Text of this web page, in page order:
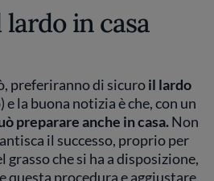
in casa
preferiranno di sicuroil lardo
e la buona notizia è che, con un
preparare anche in casa.Non
il successo, proprio per
che si ha a disposizione,
questa procedura e aggiustare